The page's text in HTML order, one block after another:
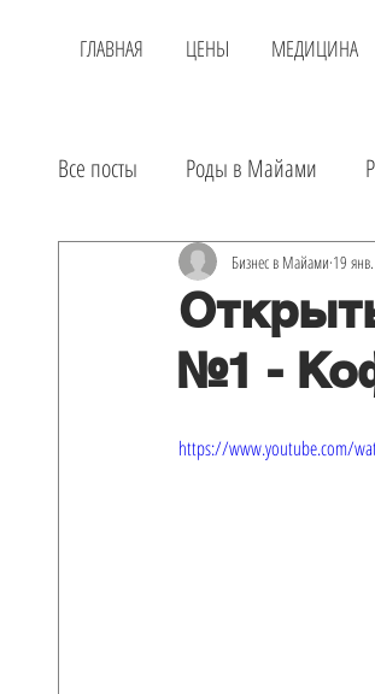
ГЛАВНАЯ ЦЕНЫ МЕДИЦИНА
Все посты
Роды в Майами
Районы
Инвестиции
Экскурсии Лечение в США
№1 -
Бизнес в Майами 19
https://www.youtube.com/